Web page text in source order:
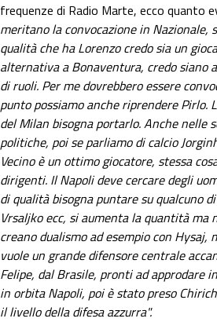
frequenze di Radio Marte, ecco quanto
meritano la convocazione in
qualità che ha Lorenzo credo sia un
alternativa a Bonaventura, credo siano
di ruoli. Per me dovrebbero essere
punto possiamo anche riprendere
del Milan bisogna portarlo. Anche nelle
politiche, poi se parliamo di calcio
Vecino è un ottimo giocatore, stessa
dirigenti. Il Napoli deve cercare degli
di qualità bisogna puntare su qualcuno
Vrsaljko ecc, si aumenta la quantità
creano dualismo ad esempio con
vuole un grande difensore centrale
Felipe, dal Brasile, pronti ad approdare
in orbita Napoli, poi è stato preso
il livello della difesa azzurra".